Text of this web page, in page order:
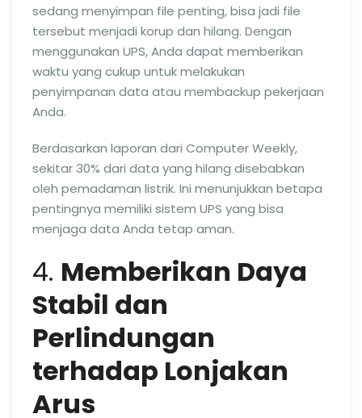
sedang menyimpan file penting, bisa jadi file
tersebut menjadi korup dan hilang. Dengan
menggunakan UPS, Anda dapat memberikan
waktu yang cukup untuk melakukan
penyimpanan data atau membackup pekerjaan
Anda.
Berdasarkan laporan dari Computer Weekly,
sekitar 30% dari data yang hilang disebabkan
oleh pemadaman listrik. Ini menunjukkan betapa
pentingnya memiliki sistem UPS yang bisa
menjaga data Anda tetap aman.
4. Memberikan Daya
Stabil dan
Perlindungan
terhadap Lonjakan
Arus